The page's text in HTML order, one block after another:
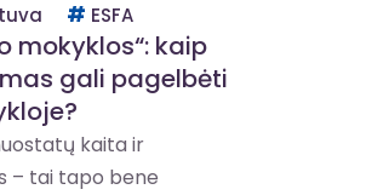
ESFA
mokyklos“: kaip
gali pagelbėti
kaita ir
– tai tapo bene